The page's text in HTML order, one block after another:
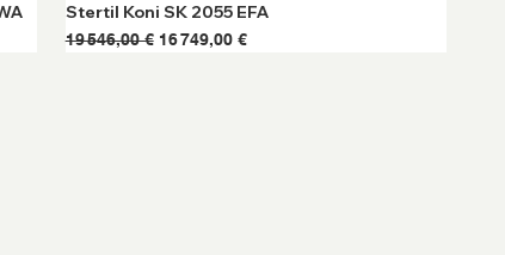
Stertil Koni SK 2055 EFA
Prix original
19 546,00 € Prix promotionnel
16 749,00 €